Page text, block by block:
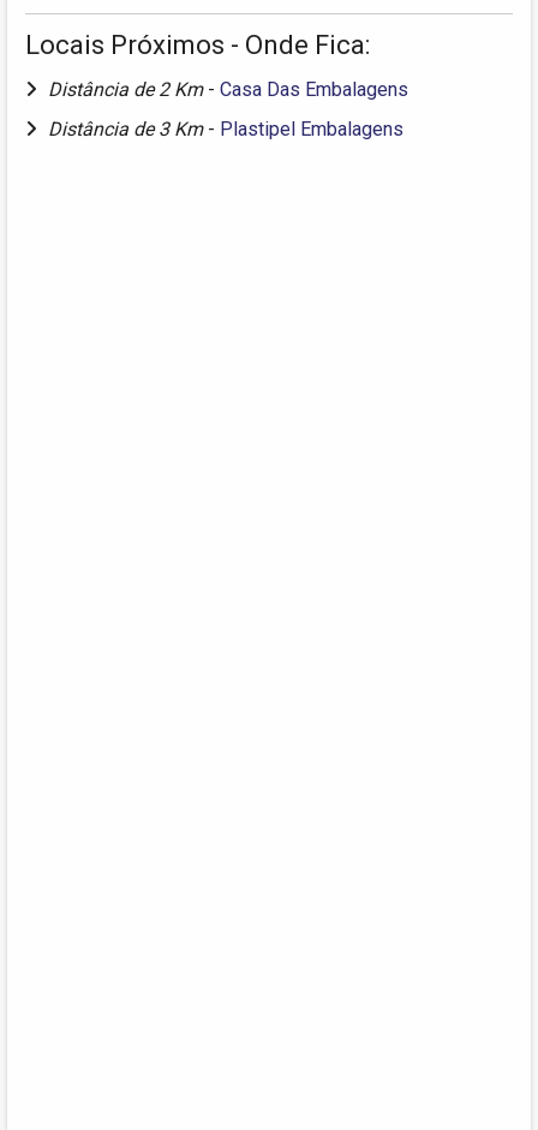
Locais Próximos - Onde Fica:
Distância de 2 Km - Casa Das Embalagens
Distância de 3 Km - Plastipel Embalagens